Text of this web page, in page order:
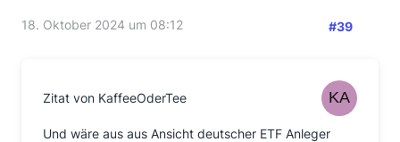
18. Oktober 2024 um 08:12 #39
Zitat von KaffeeOderTee
Und wäre aus aus Ansicht deutscher ETF Anleger